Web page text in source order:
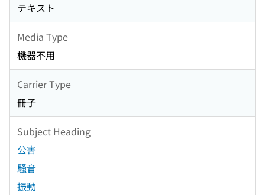
テキスト
Media Type
機器不用
Carrier Type
冊子
Subject Heading
公害
騒音
振動